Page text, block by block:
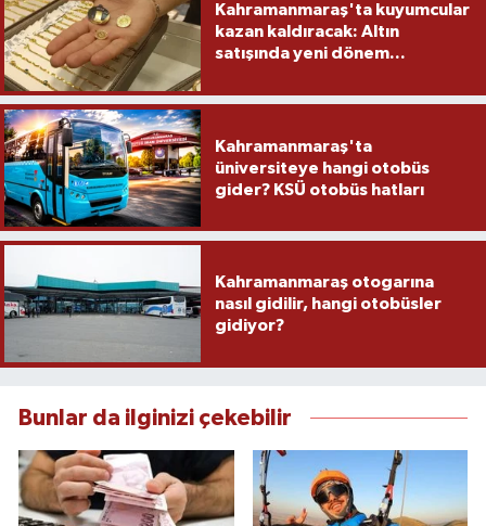
Kahramanmaraş'ta kuyumcular
kazan kaldıracak: Altın
satışında yeni dönem...
Kahramanmaraş'ta
üniversiteye hangi otobüs
gider? KSÜ otobüs hatları
Kahramanmaraş otogarına
nasıl gidilir, hangi otobüsler
gidiyor?
Bunlar da ilginizi çekebilir